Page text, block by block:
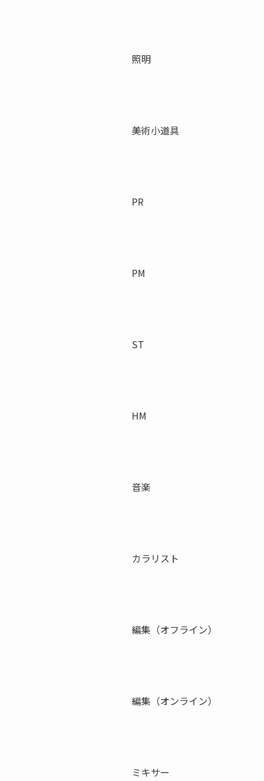
照明
美術小道具
PR
PM
ST
HM
音楽
カラリスト
編集（オフライン）
編集（オンライン）
ミキサー